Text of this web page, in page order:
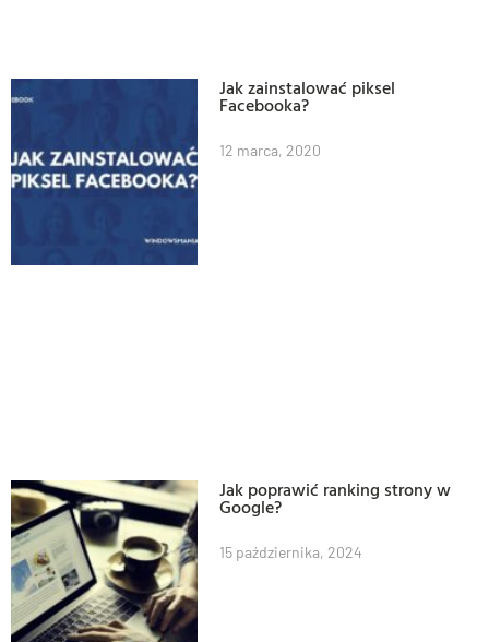
Jak zainstalować piksel
Facebooka?
12 marca, 2020
Jak poprawić ranking strony w
Google?
15 października, 2024